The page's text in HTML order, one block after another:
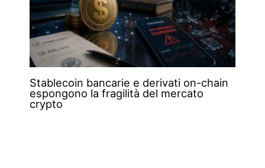
Stablecoin bancarie e derivati on-chain
espongono la fragilità del mercato
crypto